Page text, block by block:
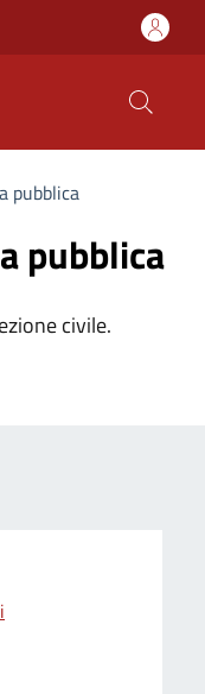
pubblica
pubblica
civile.